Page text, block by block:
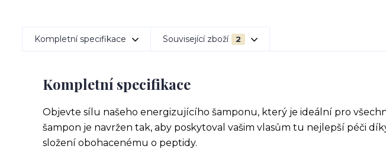
Kompletní specifikace Související zboží 2
Kompletní specifikace
Objevte sílu našeho energizujícího šamponu, který je ideální pro
šampon je navržen tak, aby poskytoval vašim vlasům tu nejlepší péči
složení obohacenému o peptidy.